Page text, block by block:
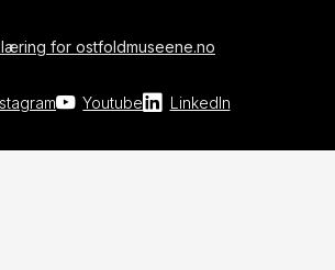
for ostfoldmuseene.no
Youtube LinkedIn